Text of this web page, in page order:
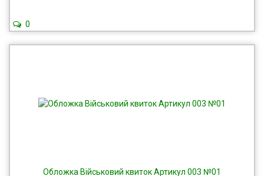
0
Обложка Військовий квиток Артикул 003 №01